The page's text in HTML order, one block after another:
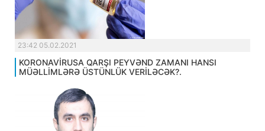
23:42 05.02.2021
KORONAVİRUSA QARŞI PEYVƏND ZAMANI HANSI
MÜƏLLİMLƏRƏ ÜSTÜNLÜK VERİLƏCƏK?.